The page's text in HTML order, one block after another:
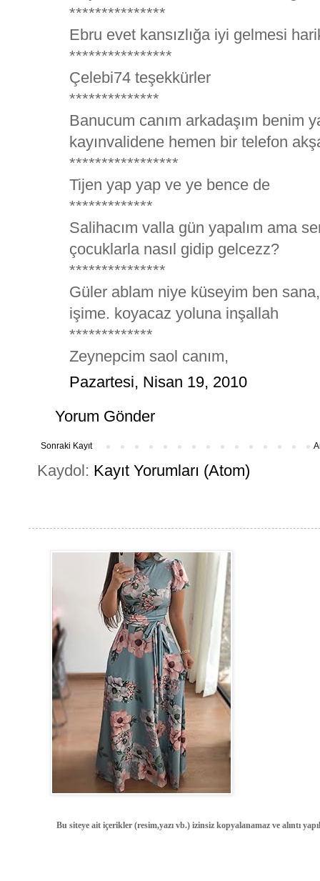
***************
Ebru evet kansızlığa iyi gelmesi
****************
Çelebi74 teşekkürler
**************
Banucum canım arkadaşım benim
kayınvalidene hemen bir telefon
*****************
Tijen yap yap ve ye bence de
*************
Salihacım valla gün yapalım ama
çocuklarla nasıl gidip gelcezz?
***************
Güler ablam niye küseyim ben
işime. koyacaz yoluna inşallah
*************
Zeynepcim saol canım,
Pazartesi, Nisan 19, 2010
Yorum Gönder
Sonraki Kayıt
Kaydol: Kayıt Yorumları (Atom)
Bu siteye ait içerikler (resim,yazı vb.) izinsiz kopyalanamaz ve alıntı